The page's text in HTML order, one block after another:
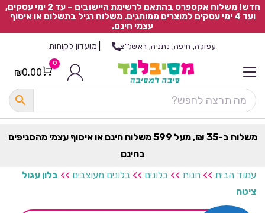
חדש! משלוח אקספרס בהתאם לרשימת היישובים – עד 2 ימי עסקים,
ועד 4 ימי עסקים למוצרים ממותגים. משלוח רגיל בתשלום או איסוף
עצמי חינם.
עפולה, חיפה, נתניה, ראשל"צ מועדון לקוחות
Cart
0
₪0.00
משלוח ב-35 ₪, מעל 599 משלוח חינם או איסוף עצמי מהסניפים
בחינם
עמוד הבית >> חנות >> בלונים >> בלונים מעוצבים >> בלון עגול
ציטה